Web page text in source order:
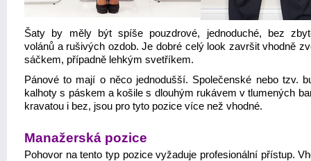
Šaty by měly být spíše pouzdrové, jednoduché, bez
volánů a rušivých ozdob. Je dobré celý look završit vhodně
sáčkem, případně lehkým svetříkem.
Pánové to mají o něco jednodušší. Společenské nebo tzv.
kalhoty s páskem a košile s dlouhým rukávem v tlumených
kravatou i bez, jsou pro tyto pozice více než vhodné.
Manažerská pozice
Pohovor na tento typ pozice vyžaduje profesionální přístup.